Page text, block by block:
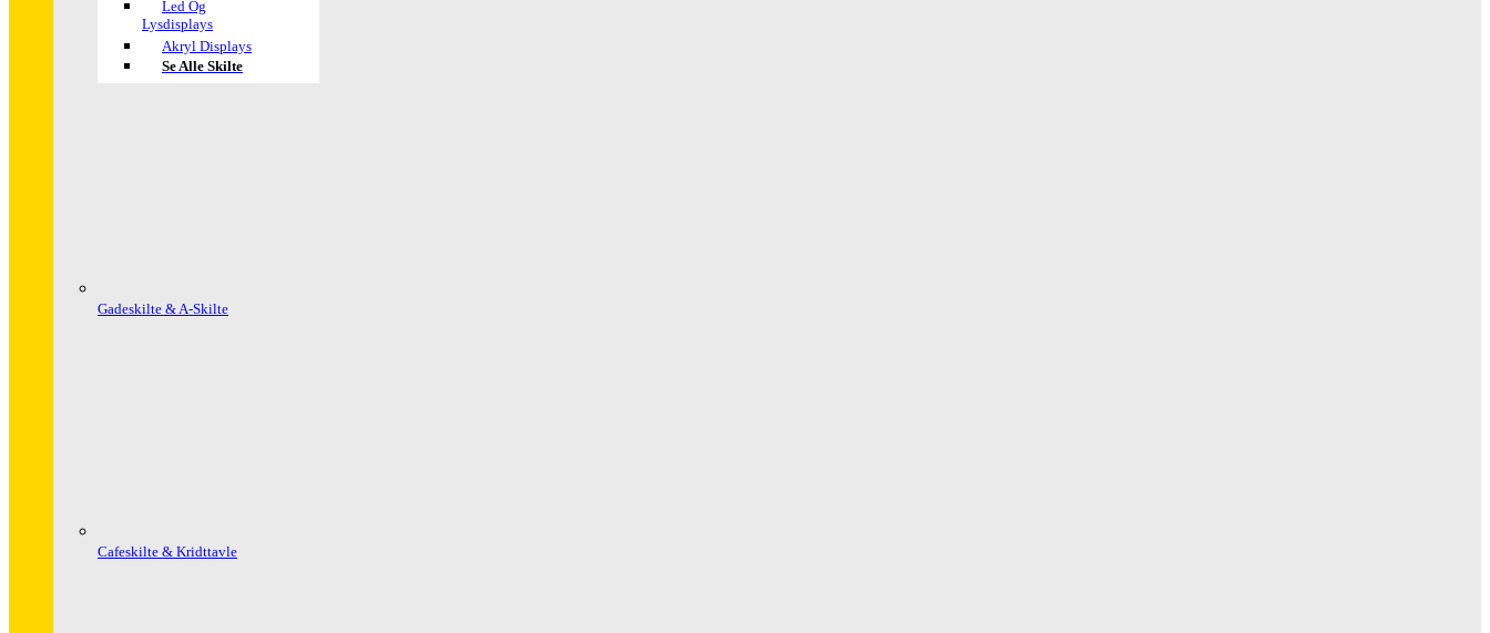
Led Og
Lysdisplays
Akryl Displays
Se Alle Skilte
Gadeskilte & A-Skilte
Cafeskilte & Kridttavle